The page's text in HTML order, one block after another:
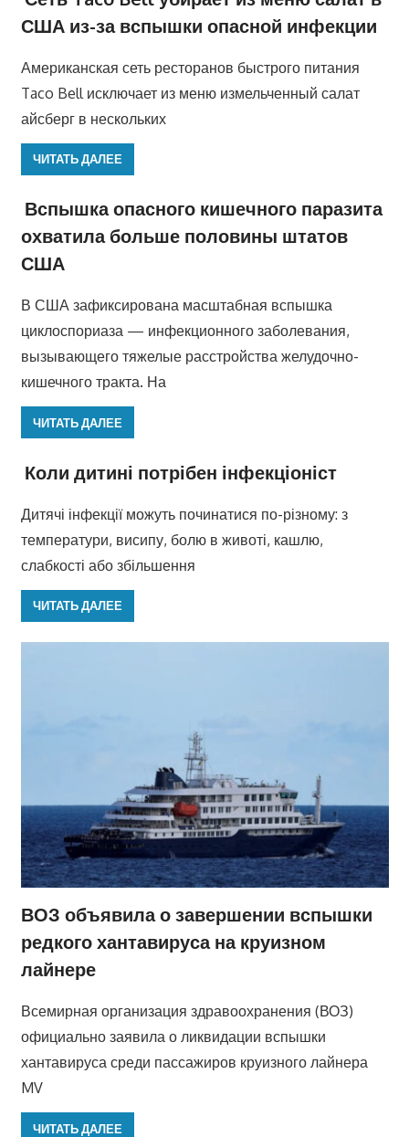
США из-за вспышки опасной инфекции
Американская сеть ресторанов быстрого питания
Taco Bell исключает из меню измельченный салат
айсберг в нескольких
ЧИТАТЬ ДАЛЕЕ
Вспышка опасного кишечного паразита
охватила больше половины штатов
США
В США зафиксирована масштабная вспышка
циклоспориаза — инфекционного заболевания,
вызывающего тяжелые расстройства желудочно-
кишечного тракта. На
ЧИТАТЬ ДАЛЕЕ
Коли дитині потрібен інфекціоніст
Дитячі інфекції можуть починатися по-різному: з
температури, висипу, болю в животі, кашлю,
слабкості або збільшення
ЧИТАТЬ ДАЛЕЕ
ВОЗ объявила о завершении вспышки
редкого хантавируса на круизном
лайнере
Всемирная организация здравоохранения (ВОЗ)
официально заявила о ликвидации вспышки
хантавируса среди пассажиров круизного лайнера
MV
ЧИТАТЬ ДАЛЕЕ